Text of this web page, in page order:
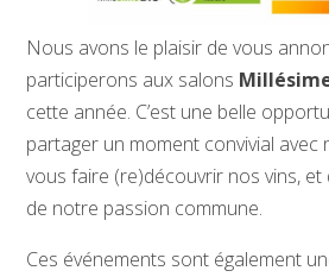
Nous avons le plaisir de vous
participerons aux salons
cette année. C’est une belle
partager un moment convivial avec
vous faire (re)découvrir nos vins, et
de notre passion commune.
Ces événements sont également